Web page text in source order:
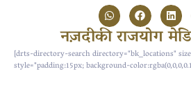
नज़दीकी राजयोग
[drts-directory-search directory="bk_locations"
style="padding:15px; background-